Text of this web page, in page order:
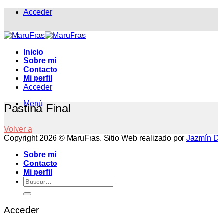
Saltar Acceder
Inicio
Sobre mí
Contacto
Mi perfil
Acceder
Menú
Pastina Final
Volver a
Copyright 2026 © MaruFras. Sitio Web realizado por Jazmín
Sobre mí
Contacto
Mi perfil
Buscar
por:
Acceder